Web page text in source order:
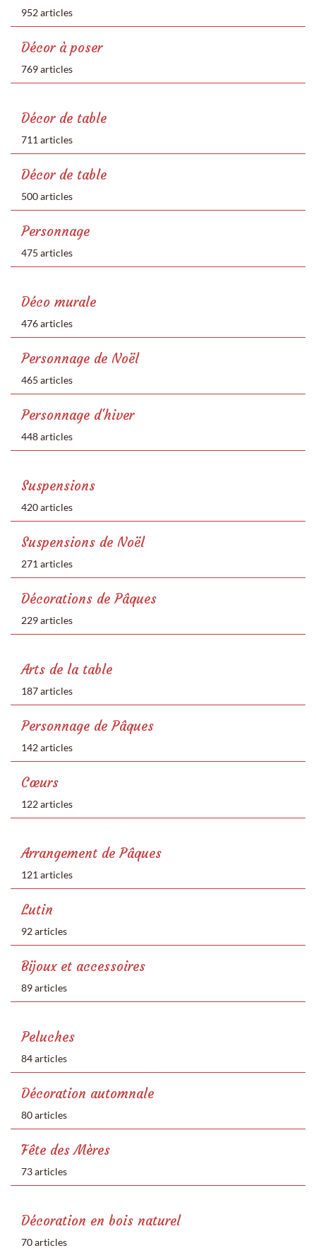
952 articles
Décor à poser
769 articles
Décor de table
711 articles
Décor de table
500 articles
Personnage
475 articles
Déco murale
476 articles
Personnage de Noël
465 articles
Personnage d'hiver
448 articles
Suspensions
420 articles
Suspensions de Noël
271 articles
Décorations de Pâques
229 articles
Arts de la table
187 articles
Personnage de Pâques
142 articles
Cœurs
122 articles
Arrangement de Pâques
121 articles
Lutin
92 articles
Bijoux et accessoires
89 articles
Peluches
84 articles
Décoration automnale
80 articles
Fête des Mères
73 articles
Décoration en bois naturel
70 articles